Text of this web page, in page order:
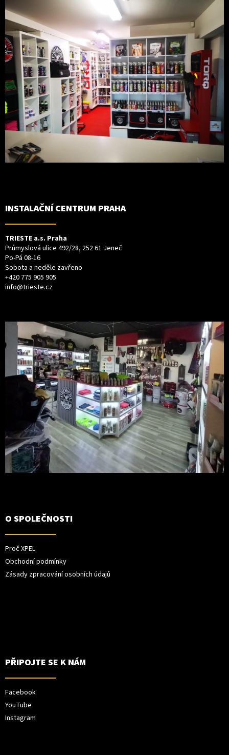
INSTALAČNÍ CENTRUM PRAHA
TRIESTE a.s. Praha
Průmyslová ulice 492/28, 252 61 Jeneč
Po-Pá 08-16
Sobota a neděle zavřeno
+420 775 905 905
info@trieste.cz
O SPOLEČNOSTI
Proč XPEL
Obchodní podmínky
Zásady zpracování osobních údajů
PŘIPOJTE SE K NÁM
Facebook
YouTube
Instagram